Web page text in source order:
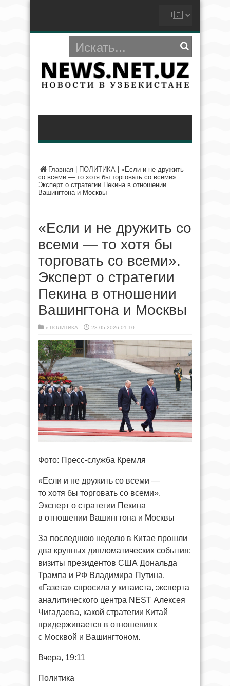
Главная ПОЛИТИКА
«Если и не дружить
со всеми — то хотя бы торговать со всеми».
Эксперт о стратегии Пекина в отношении
Вашингтона и Москвы
«Если и не дружить со
всеми — то хотя бы
торговать со всеми».
Эксперт о стратегии
Пекина в отношении
Вашингтона и Москвы
в ПОЛИТИКА 23.05.2026 01:10
Фото: Пресс-служба Кремля
«Если и не дружить со всеми —
то хотя бы торговать со всеми».
Эксперт о стратегии Пекина
в отношении Вашингтона и Москвы
За последнюю неделю в Китае прошли
два крупных дипломатических события:
визиты президентов США Дональда
Трампа и РФ Владимира Путина.
«Газета» спросила у китаиста, эксперта
аналитического центра NEST Алексея
Чигадаева, какой стратегии Китай
придерживается в отношениях
с Москвой и Вашингтоном.
Вчера, 19:11
Политика